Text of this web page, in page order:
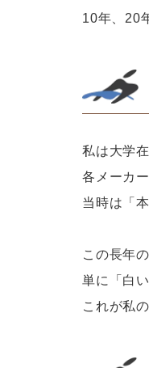
10年、20
私は大学
各メーカ
当時は「
この長年
単に「白
これが私